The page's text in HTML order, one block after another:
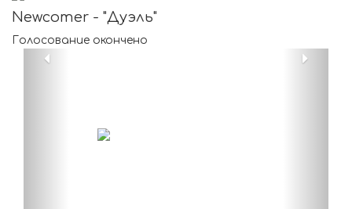
Newcomer - "Дуэль"
Голосование окончено